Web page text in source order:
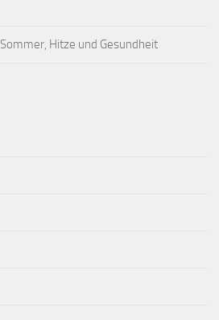
Sommer, Hitze und Gesundheit